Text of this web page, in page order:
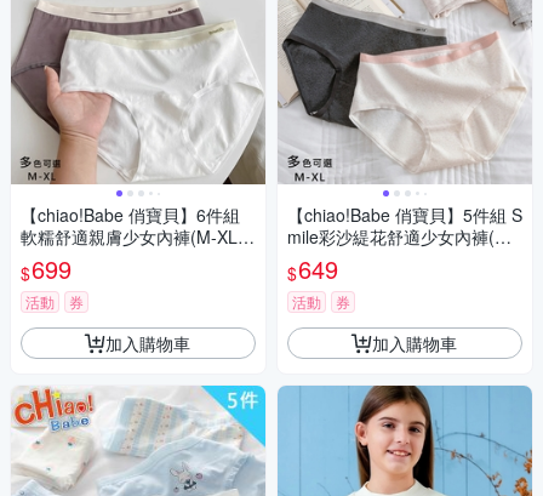
【chiao!Babe 俏寶貝】6件組
軟糯舒適親膚少女內褲(M-XL/
學生/少女/兒童/6色)
$699
活動 券
加入購物車
【chiao!Babe 俏寶貝】5件組 S
mile彩沙緹花舒適少女內褲(M-
XL/學生/少女/兒童/5色)
$649
活動 券
加入購物車